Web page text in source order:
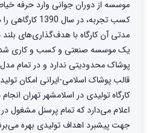
کسب تجربه، در
مدتی آن کارگاه با هدف‌گذاری‌های
یک موسسه صنعتی و کسب و کاری شد.
پوشاک محدودیتی ندارد و در تمام
قالب پوشاک اسلامی-ایرانی امکان تولید
کارگاه تولیدی در اسلامشهر تهران
اعلام می‌دارد که تمام پرسنل مشغول
جهت پیشبرد اهداف تولیدی بهره